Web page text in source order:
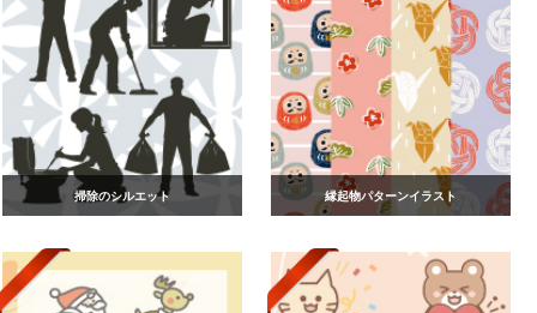
掃除のシルエット 縁起物パターンイラスト